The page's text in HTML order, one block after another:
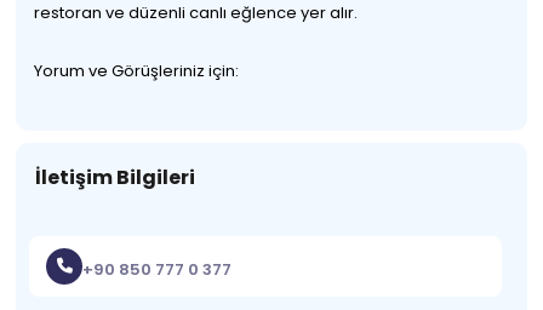
restoran ve düzenli canlı eğlence yer alır.
Yorum ve Görüşleriniz için:
İletişim Bilgileri
+90 850 777 0 377